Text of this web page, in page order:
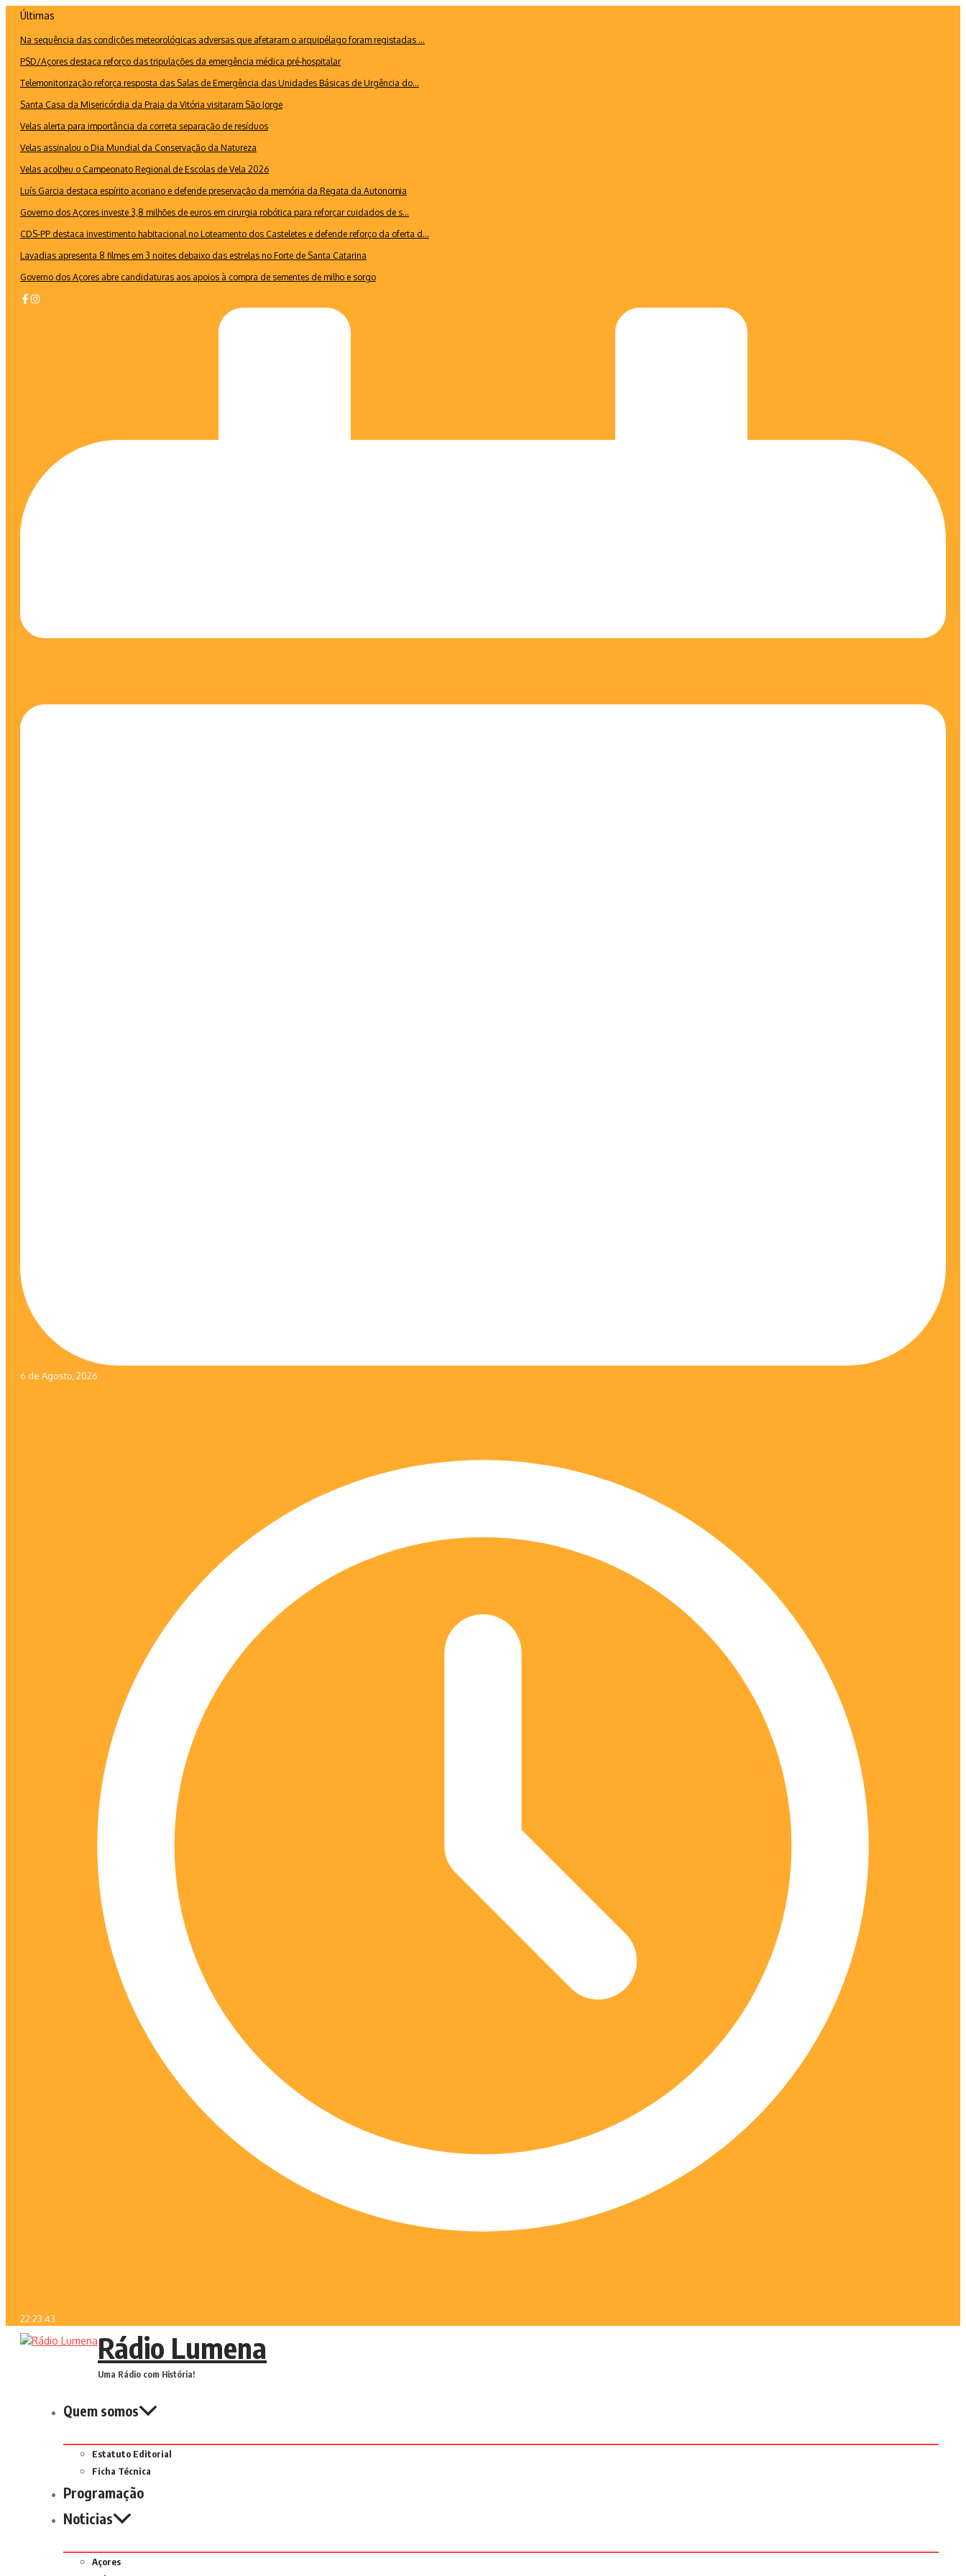
conteúdo
Últimas
Na sequência das condições meteorológicas adversas que afetaram o arquipélago foram registadas ...
PSD/Açores destaca reforço das tripulações da emergência médica pré-hospitalar
Telemonitorização reforça resposta das Salas de Emergência das Unidades Básicas de Urgência do...
Santa Casa da Misericórdia da Praia da Vitória visitaram São Jorge
Velas alerta para importância da correta separação de resíduos
Velas assinalou o Dia Mundial da Conservação da Natureza
Velas acolheu o Campeonato Regional de Escolas de Vela 2026
Luís Garcia destaca espírito açoriano e defende preservação da memória da Regata da Autonomia
Governo dos Açores investe 3,8 milhões de euros em cirurgia robótica para reforçar cuidados de s...
CDS-PP destaca investimento habitacional no Loteamento dos Casteletes e defende reforço da oferta d...
Lavadias apresenta 8 filmes em 3 noites debaixo das estrelas no Forte de Santa Catarina
Governo dos Açores abre candidaturas aos apoios à compra de sementes de milho e sorgo
6 de Agosto, 2026
22:23:43
Rádio Lumena
Uma Rádio com História!
Quem somos
Estatuto Editorial
Ficha Técnica
Programação
Noticias
Açores